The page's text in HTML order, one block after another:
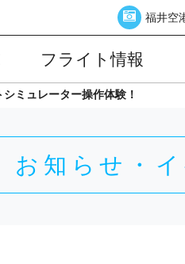
福井空
フライト情報
ミュレーター操作体験！
お知らせ・イ